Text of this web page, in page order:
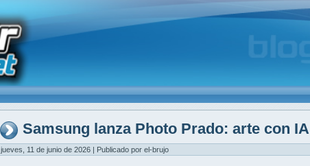
Samsung lanza Photo Prado: arte con IA
jueves, 11 de junio de 2026 | Publicado por el-brujo